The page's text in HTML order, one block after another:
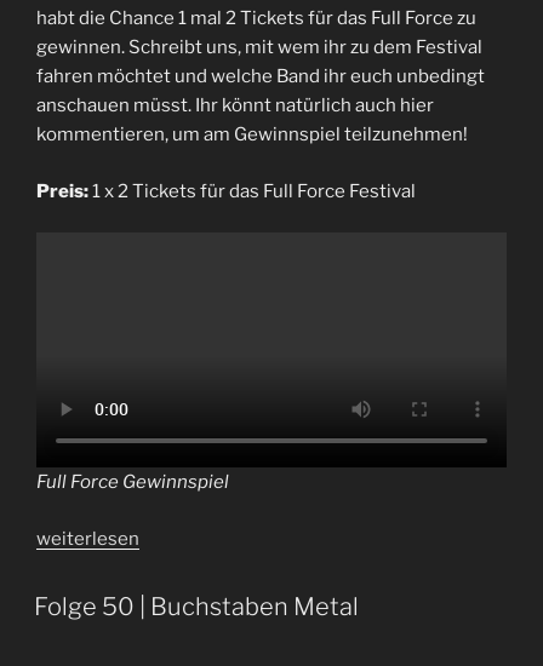
habt die Chance 1 mal 2 Tickets für das Full Force zu
gewinnen. Schreibt uns, mit wem ihr zu dem Festival
fahren möchtet und welche Band ihr euch unbedingt
anschauen müsst. Ihr könnt natürlich auch hier
kommentieren, um am Gewinnspiel teilzunehmen!
Preis:1 x 2 Tickets für das Full Force Festival
Full Force Gewinnspiel
„Gewinnt
x
weiterlesen
Folge 50 | Buchstaben Metal